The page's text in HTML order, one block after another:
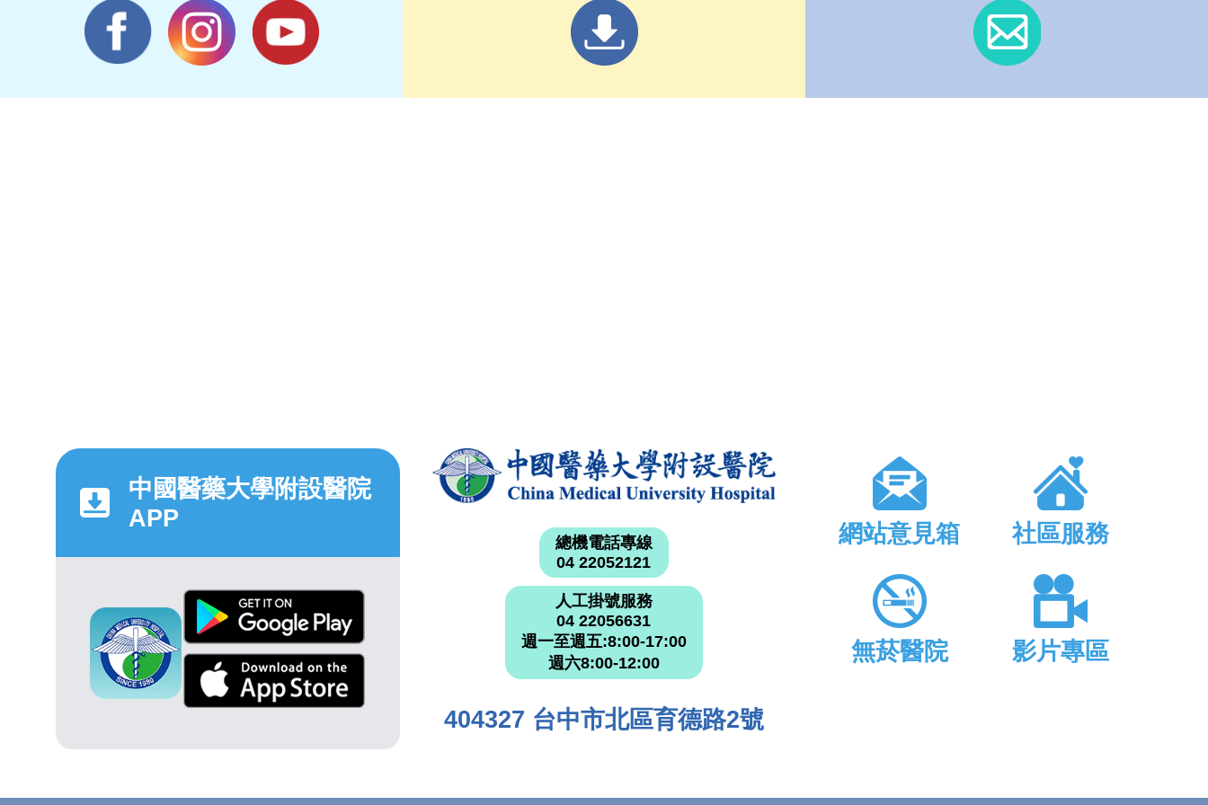
中國醫藥大學附設醫院
APP
總機電話專線
04 22052121
人工掛號服務
04 22056631
週一至週五:8:00-17:00
週六8:00-12:00
404327 台中市北區育德路2號
網站意見箱 社區服務
無菸醫院 影片專區